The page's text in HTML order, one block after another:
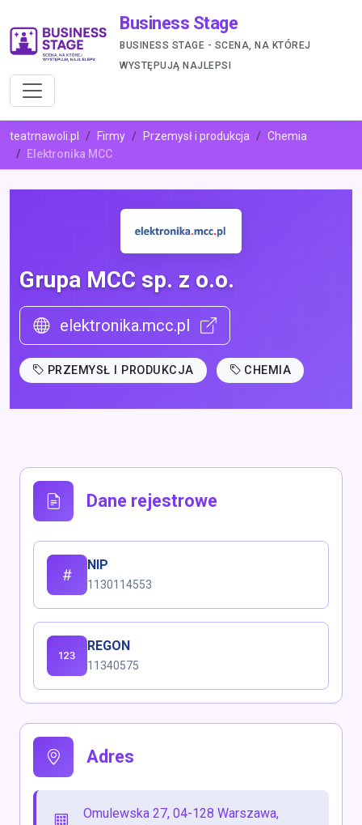
Business Stage
BUSINESS STAGE - SCENA, NA KTÓREJ
WYSTĘPUJĄ NAJLEPSI
teatrnawoli.pl Firmy Przemysł i produkcja
Chemia
Elektronika MCC
Grupa MCC sp. z o.o.
elektronika.mcc.pl
PRZEMYSŁ I PRODUKCJA CHEMIA
Dane rejestrowe
NIP
1130114553
REGON
11340575
Adres
Omulewska 27, 04-128 Warszawa,